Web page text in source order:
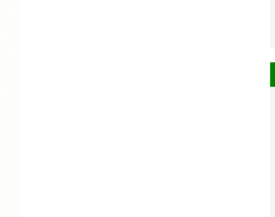
SERUAN LEMBAGA & ORGANISASI